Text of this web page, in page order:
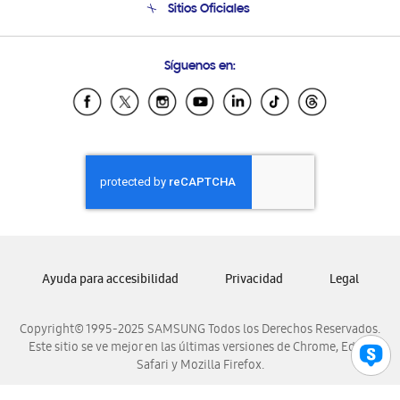
Soporte vía eMail
Sitios Oficiales
Samsung Ecuador
Samsung El Salvador
Samsung Honduras
Samsung Nicaragua
Samsung Panamá
Samsung Venezuela
Síguenos en:
Copyright© 1995-2025 SAMSUNG Todos los Derechos Reservados.
Este sitio se ve mejor en las últimas versiones de Chrome, Edge,
Safari y Mozilla Firefox.
Ayuda para accesibilidad Privacidad Legal